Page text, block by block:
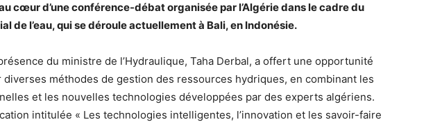
cœur d’une conférence-débat organisée par l’Algérie dans le cadre du
de l’eau, qui se déroule actuellement à Bali, en Indonésie.
du ministre de l’Hydraulique, Taha Derbal, a offert une opportunité
méthodes de gestion des ressources hydriques, en combinant les
et les nouvelles technologies développées par des experts algériens.
intitulée « Les technologies intelligentes, l’innovation et les savoir-faire